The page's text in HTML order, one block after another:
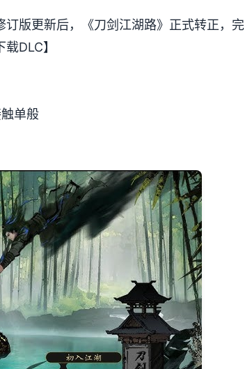
版更新后，《刀剑江湖路》正式转正，完
DLC】
单般